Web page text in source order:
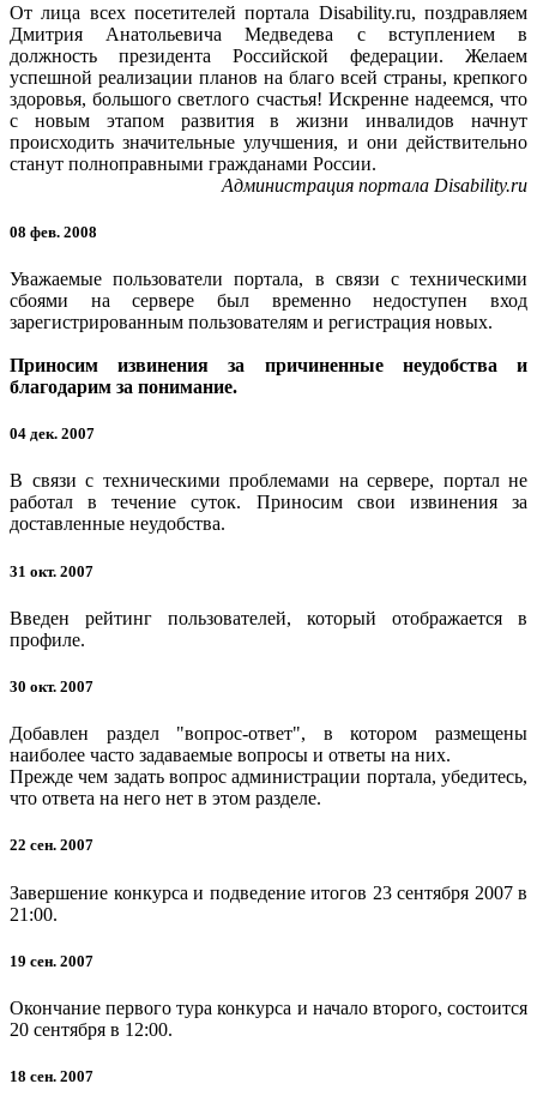
От лица всех посетителей портала Disability.ru, поздравляем
Дмитрия Анатольевича Медведева с вступлением в
должность президента Российской федерации. Желаем
успешной реализации планов на благо всей страны, крепкого
здоровья, большого светлого счастья! Искренне надеемся, что
с новым этапом развития в жизни инвалидов начнут
происходить значительные улучшения, и они действительно
станут полноправными гражданами России.
Администрация портала Disability.ru
08 фев. 2008
Уважаемые пользователи портала, в связи с техническими
сбоями на сервере был временно недоступен вход
зарегистрированным пользователям и регистрация новых.
Приносим извинения за причиненные неудобства и
благодарим за понимание.
04 дек. 2007
В связи с техническими проблемами на сервере, портал не
работал в течение суток. Приносим свои извинения за
доставленные неудобства.
31 окт. 2007
Введен рейтинг пользователей, который отображается в
профиле.
30 окт. 2007
Добавлен раздел "вопрос-ответ", в котором размещены
наиболее часто задаваемые вопросы и ответы на них.
Прежде чем задать вопрос администрации портала, убедитесь,
что ответа на него нет в этом разделе.
22 сен. 2007
Завершение конкурса и подведение итогов 23 сентября 2007 в
21:00.
19 сен. 2007
Окончание первого тура конкурса и начало второго, состоится
20 сентября в 12:00.
18 сен. 2007